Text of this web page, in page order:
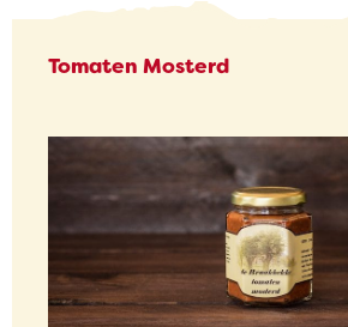
Tomaten Mosterd